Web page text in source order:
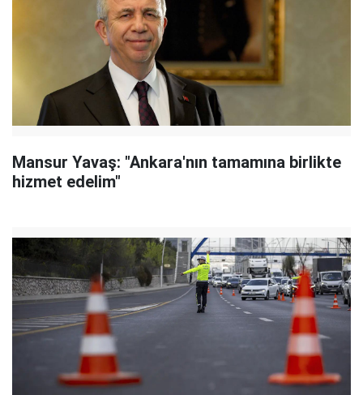
Mansur Yavaş: "Ankara'nın tamamına birlikte
hizmet edelim"